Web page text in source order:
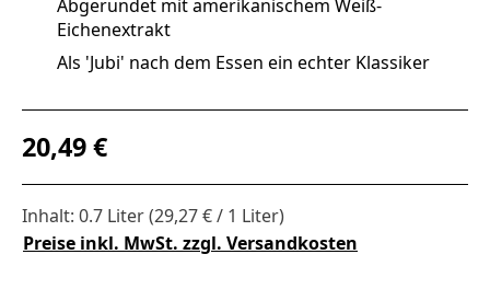
Abgerundet mit amerikanischem Weiß-
Eichenextrakt
Als 'Jubi' nach dem Essen ein echter Klassiker
Regulärer Preis:
20,49 €
Inhalt: 0.7 Liter(29,27 € / 1 Liter)
Preise inkl. MwSt. zzgl. Versandkosten